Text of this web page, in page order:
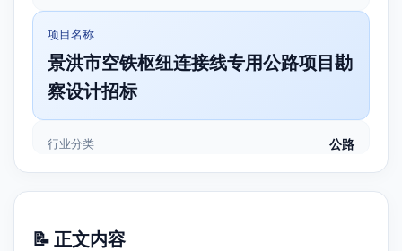
项目名称
景洪市空铁枢纽连接线专用公路项目勘
察设计招标
行业分类 公路
📝 正文内容